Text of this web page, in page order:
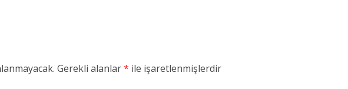
Gerekli alanlar* ile işaretlenmişlerdir